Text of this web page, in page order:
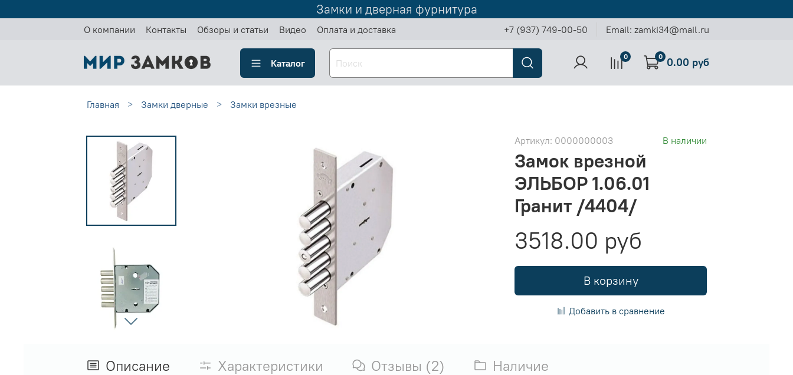
Замки и дверная фурнитура
О компании Контакты Обзоры и статьи Видео Оплата и доставка +7 (937) 749-00-50 Email: zamki34@mail.ru
Каталог
0 0 0.00 руб
Главная Замки дверные Замки врезные
Артикул: 0000000003 В наличии
Замок врезной
ЭЛЬБОР 1.06.01
Гранит /4404/
3518.00 руб
В корзину
Добавить в сравнение
Описание Характеристики Отзывы (2) Наличие